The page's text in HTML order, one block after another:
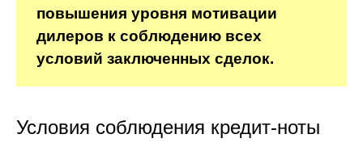
повышения уровня мотивации
дилеров к соблюдению всех
условий заключенных сделок.
Условия соблюдения кредит-ноты